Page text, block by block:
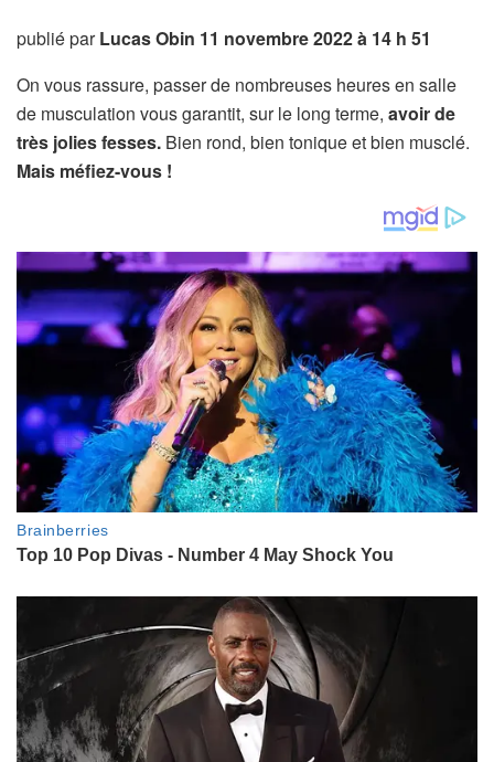
publié parLucas Obin 11 novembre 2022 à 14 h 51
On vous rassure, passer de nombreuses heures en salle
de musculation vous garantit, sur le long terme, avoir de
très jolies fesses. Bien rond, bien tonique et bien musclé.
Mais méfiez-vous !